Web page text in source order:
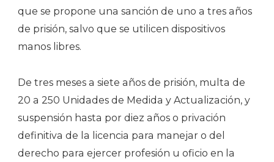
que se propone una sanción de uno a tres años
de prisión, salvo que se utilicen dispositivos
manos libres.
De tres meses a siete años de prisión, multa de
20 a 250 Unidades de Medida y Actualización, y
suspensión hasta por diez años o privación
definitiva de la licencia para manejar o del
derecho para ejercer profesión u oficio en la